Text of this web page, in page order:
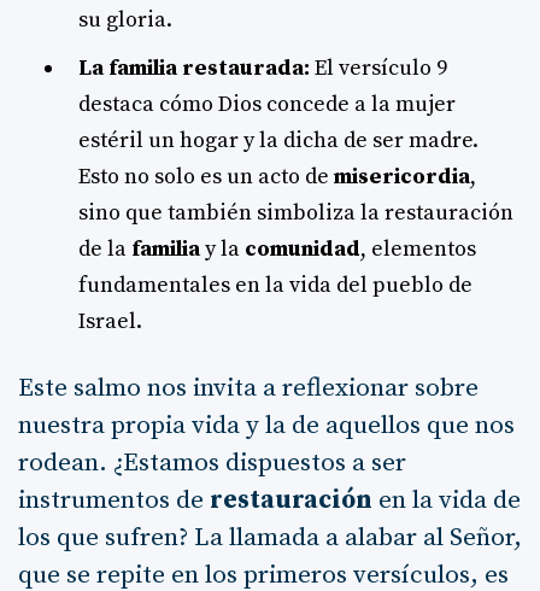
su gloria.
La familia restaurada: El versículo 9
destaca cómo Dios concede a la mujer
estéril un hogar y la dicha de ser madre.
Esto no solo es un acto de misericordia,
sino que también simboliza la restauración
de la familiay la comunidad, elementos
fundamentales en la vida del pueblo de
Israel.
Este salmo nos invita a reflexionar sobre
nuestra propia vida y la de aquellos que nos
rodean. ¿Estamos dispuestos a ser
instrumentos de restauración en la vida de
los que sufren? La llamada a alabar al Señor,
que se repite en los primeros versículos, es